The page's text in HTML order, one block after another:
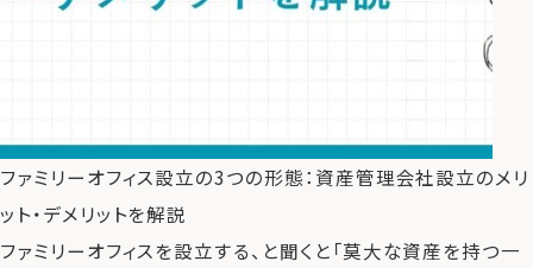
ファミリーオフィス設立の3つの形態：資産管理会社設立のメリ
ット・デメリットを解説
ファミリーオフィスを設立する、と聞くと「莫大な資産を持つ一